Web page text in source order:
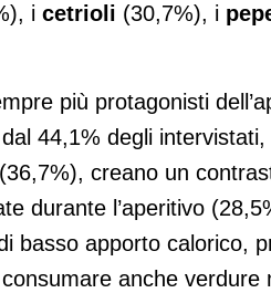
i cetrioli (30,7%), i
più protagonisti
44,1% degli
creano un
durante l’aperitivo
basso apporto calorico,
anche verdure